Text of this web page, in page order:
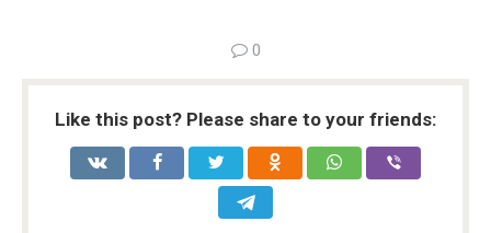
0
Like this post? Please share to your friends: